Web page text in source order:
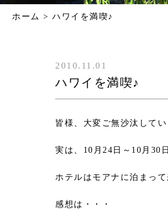
ホーム > ハワイを満喫♪
2010.11.01
ハワイを満喫♪
皆様、大変ご無沙汰してい
実は、10月24日～10月30
ホテルはモアナに泊まって
感想は・・・